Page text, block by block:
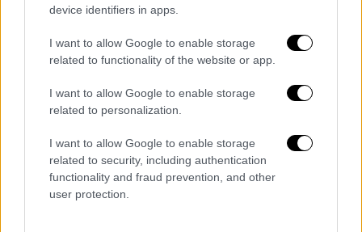
device identifiers in apps.
I want to allow Google to enable storage
related to functionality of the website or app.
I want to allow Google to enable storage
related to personalization.
I want to allow Google to enable storage
related to security, including authentication
functionality and fraud prevention, and other
user protection.
οποίο μπορούμε να κάνουμε κυβέρνησηείναι
μόνο το ΠΑΣΟΚ(...). Άρα, το μόνο κόμμα που
αν δεν υπάρχει αυτοδυναμία, είναι το
ΠΑΣΟΚ.Αν το ΠΑΣΟΚ λέει όχι, θα πάμε σε
κυβερνήσουμε χωρίς πλειοψηφία;».
ΟΛΕΣ ΟΙ ΕΙΔΗΣΕΙΣ